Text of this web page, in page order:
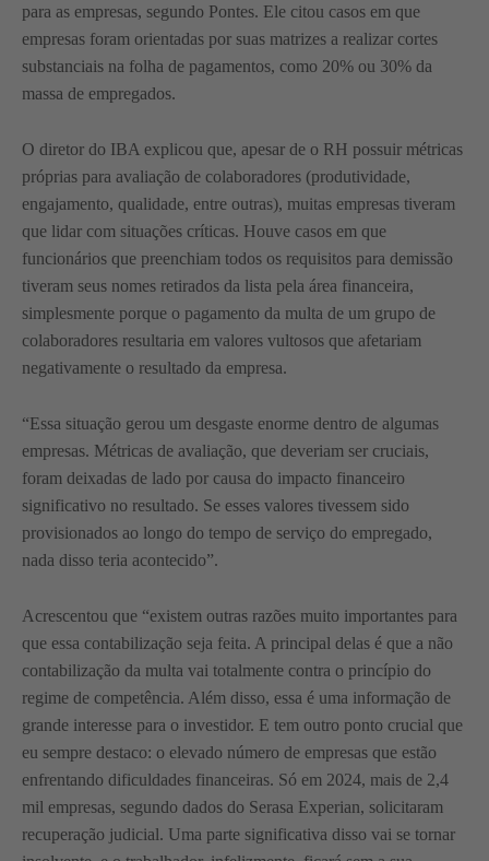
para as empresas, segundo Pontes. Ele citou casos em que
empresas foram orientadas por suas matrizes a realizar cortes
substanciais na folha de pagamentos, como 20% ou 30% da
massa de empregados.
O diretor do IBA explicou que, apesar de o RH possuir métricas
próprias para avaliação de colaboradores (produtividade,
engajamento, qualidade, entre outras), muitas empresas tiveram
que lidar com situações críticas. Houve casos em que
funcionários que preenchiam todos os requisitos para demissão
tiveram seus nomes retirados da lista pela área financeira,
simplesmente porque o pagamento da multa de um grupo de
colaboradores resultaria em valores vultosos que afetariam
negativamente o resultado da empresa.
“Essa situação gerou um desgaste enorme dentro de algumas
empresas. Métricas de avaliação, que deveriam ser cruciais,
foram deixadas de lado por causa do impacto financeiro
significativo no resultado. Se esses valores tivessem sido
provisionados ao longo do tempo de serviço do empregado,
nada disso teria acontecido”.
Acrescentou que “existem outras razões muito importantes para
que essa contabilização seja feita. A principal delas é que a não
contabilização da multa vai totalmente contra o princípio do
regime de competência. Além disso, essa é uma informação de
grande interesse para o investidor. E tem outro ponto crucial que
eu sempre destaco: o elevado número de empresas que estão
enfrentando dificuldades financeiras. Só em 2024, mais de 2,4
mil empresas, segundo dados do Serasa Experian, solicitaram
recuperação judicial. Uma parte significativa disso vai se tornar